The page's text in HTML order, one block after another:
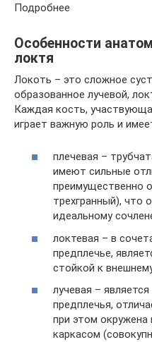
Подробнее
Особенности
локтя
Локоть – это сложное
образованное лучевой,
Каждая кость,
играет важную роль и
плечевая –
имеют сильные
преимущественно
трехгранный), что
идеальному
локтевая – в
предплечье,
стойкой к
лучевая –
предплечья,
при этом
каркасом